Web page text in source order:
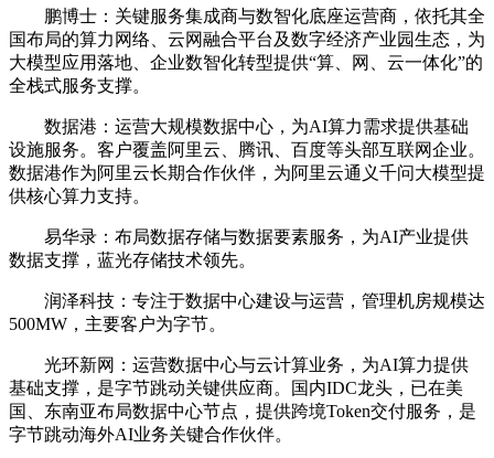
鹏博士：关键服务集成商与数智化底座运营商，依托其全
国布局的算力网络、云网融合平台及数字经济产业园生态，为
大模型应用落地、企业数智化转型提供“算、网、云一体化”的
全栈式服务支撑。
数据港：运营大规模数据中心，为AI算力需求提供基础
设施服务。客户覆盖阿里云、腾讯、百度等头部互联网企业。
数据港作为阿里云长期合作伙伴，为阿里云通义千问大模型提
供核心算力支持。
易华录：布局数据存储与数据要素服务，为AI产业提供
数据支撑，蓝光存储技术领先。
润泽科技：专注于数据中心建设与运营，管理机房规模达
500MW，主要客户为字节。
光环新网：运营数据中心与云计算业务，为AI算力提供
基础支撑，是字节跳动关键供应商。国内IDC龙头，已在美
国、东南亚布局数据中心节点，提供跨境Token交付服务，是
字节跳动海外AI业务关键合作伙伴。